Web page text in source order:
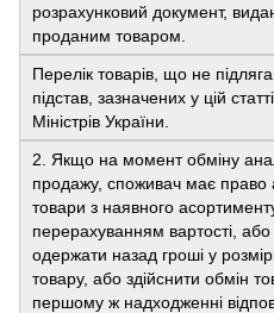
розрахунковий документ,
проданим товаром.
Перелік товарів, що не
підстав, зазначених у цій
Міністрів України.
2. Якщо на момент обміну
продажу, споживач має право
товари з наявного
перерахуванням вартості, або
одержати назад гроші у
товару, або здійснити обмін
першому ж надходженні